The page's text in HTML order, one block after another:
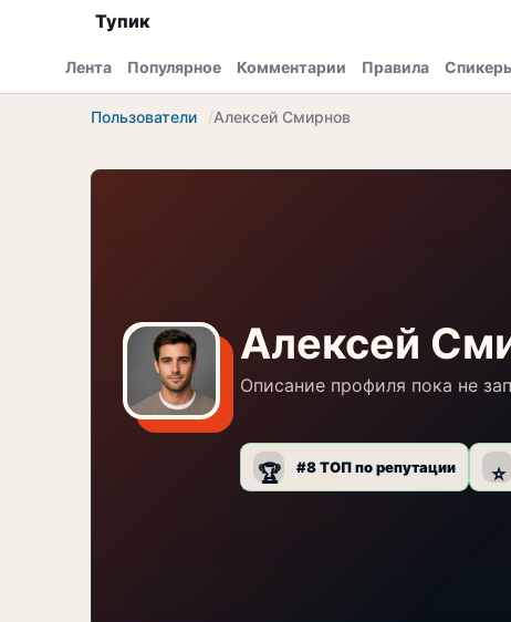
Тупик
Лента Популярное Комментарии Правила
Пользователи Алексей Смирнов
Алексей
Описание профиля пока не
🏆 #8 ТОП по репутации ⭐